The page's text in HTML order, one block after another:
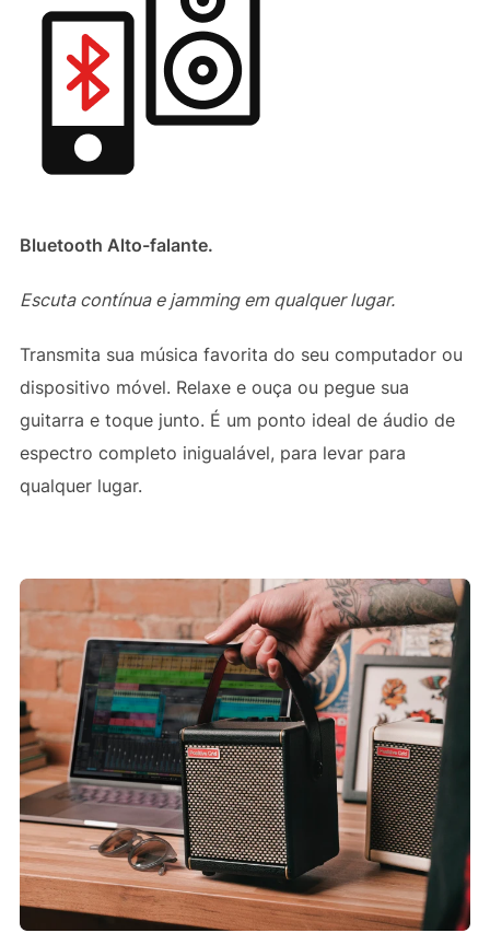
Bluetooth Alto-falante.
Escuta contínua e jamming em qualquer lugar.
Transmita sua música favorita do seu computador ou
dispositivo móvel. Relaxe e ouça ou pegue sua
guitarra e toque junto. É um ponto ideal de áudio de
espectro completo inigualável, para levar para
qualquer lugar.